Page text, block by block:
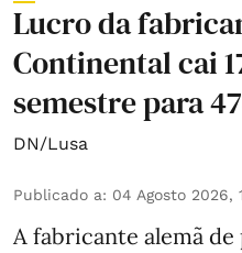
Lucro da
Continental cai
semestre para
DN/Lusa
Publicado a: 04 Agosto 2026,
A fabricante alemã